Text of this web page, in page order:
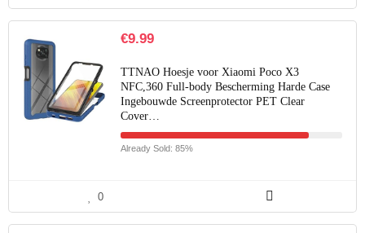
€9.99
TTNAO Hoesje voor Xiaomi Poco X3
NFC,360 Full-body Bescherming Harde Case
Ingebouwde Screenprotector PET Clear
Cover…
Already Sold: 85%
0